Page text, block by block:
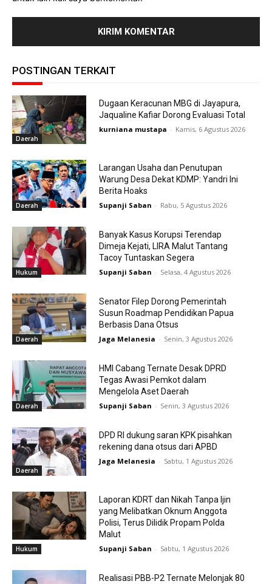
POSTINGAN TERKAIT
Daerah
Dugaan Keracunan MBG di Jayapura,
Jaqualine Kafiar Dorong Evaluasi Total
kurniana mustapa - Kamis, 6 Agustus 2026
Daerah
Larangan Usaha dan Penutupan
Warung Desa Dekat KDMP: Yandri Ini
Berita Hoaks
Supanji Saban - Rabu, 5 Agustus 2026
Hukum
Banyak Kasus Korupsi Terendap
Dimeja Kejati, LIRA Malut Tantang
Tacoy Tuntaskan Segera
Supanji Saban - Selasa, 4 Agustus 2026
Daerah
Senator Filep Dorong Pemerintah
Susun Roadmap Pendidikan Papua
Berbasis Dana Otsus
Jaga Melanesia - Senin, 3 Agustus 2026
Daerah
HMI Cabang Ternate Desak DPRD
Tegas Awasi Pemkot dalam
Mengelola Aset Daerah
Supanji Saban - Senin, 3 Agustus 2026
Daerah
DPD RI dukung saran KPK pisahkan
rekening dana otsus dari APBD
Jaga Melanesia - Sabtu, 1 Agustus 2026
Hukum
Laporan KDRT dan Nikah Tanpa Ijin
yang Melibatkan Oknum Anggota
Polisi, Terus Dilidik Propam Polda
Malut
Supanji Saban - Sabtu, 1 Agustus 2026
Realisasi PBB-P2 Ternate Melonjak 80